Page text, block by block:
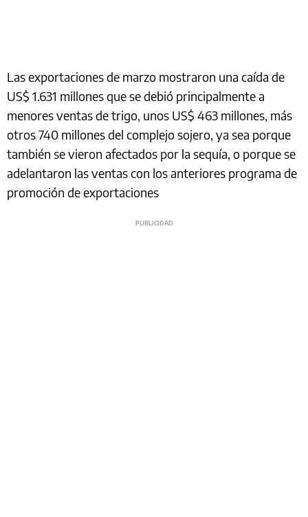
Las exportaciones de marzo mostraron una caída de
US$ 1.631 millones que se debió principalmente a
menores ventas de trigo, unos US$ 463 millones, más
otros 740 millones del complejo sojero, ya sea porque
también se vieron afectados por la sequía, o porque se
adelantaron las ventas con los anteriores programa de
promoción de exportaciones